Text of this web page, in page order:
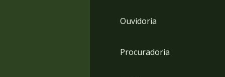
Ouvidoria
Procuradoria